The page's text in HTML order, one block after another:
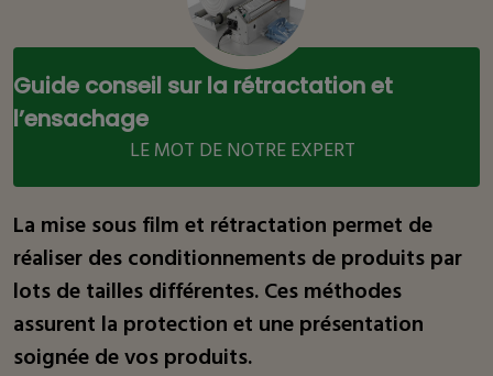
Guide conseil sur la rétractation et
l’ensachage
LE MOT DE NOTRE EXPERT
La mise sous film et rétractation permet de
réaliser des conditionnements de produits par
lots de tailles différentes. Ces méthodes
assurent la protection et une présentation
soignée de vos produits.